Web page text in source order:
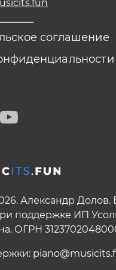
соглашение
Александр Долов.
поддержке ИП
ОГРН